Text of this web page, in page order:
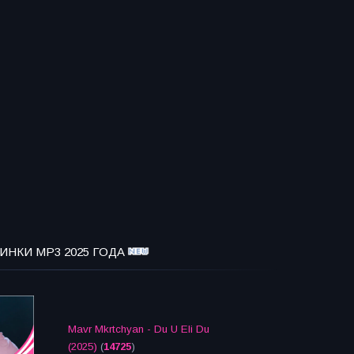
MP3 2025 ГОДА
Mavr Mkrtchyan - Du U Eli Du
(2025) (14725)